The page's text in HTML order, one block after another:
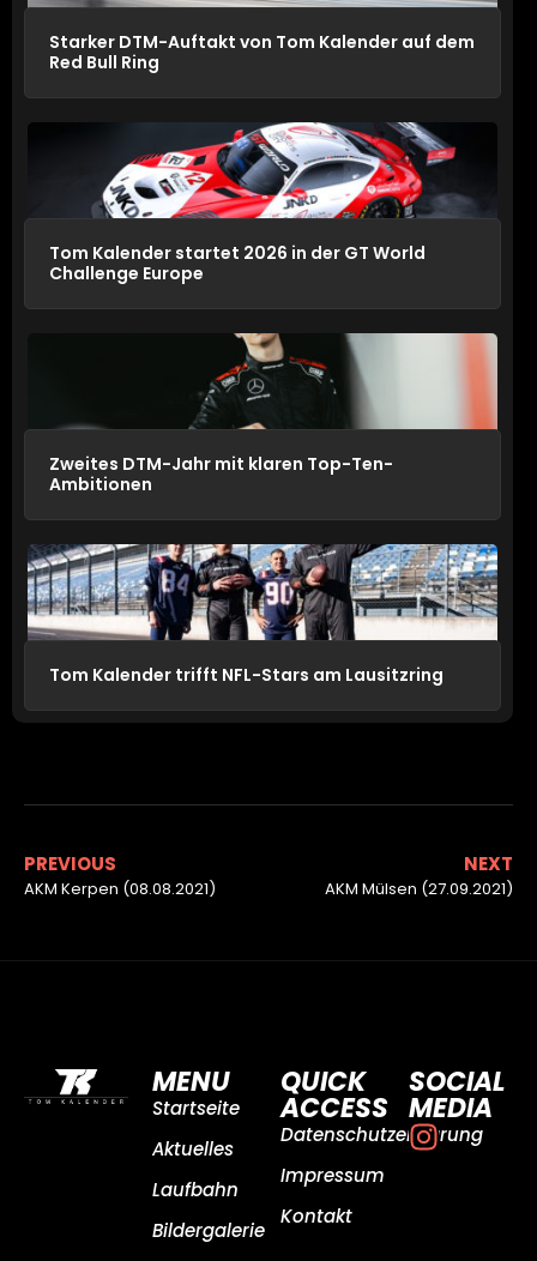
Starker DTM-Auftakt von Tom Kalender auf dem
Red Bull Ring
Tom Kalender startet 2026 in der GT World
Challenge Europe
Zweites DTM-Jahr mit klaren Top-Ten-
Ambitionen
Tom Kalender trifft NFL-Stars am Lausitzring
PREVIOUS
AKM Kerpen (08.08.2021)
NEXT
AKM Mülsen (27.09.2021)
MENU
Startseite
Aktuelles
Laufbahn
Bildergalerie
QUICK
ACCESS
Datenschutzerklärung
Impressum
Kontakt
SOCIAL
MEDIA